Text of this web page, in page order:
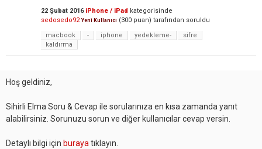
22 Şubat 2016 iPhone / iPad kategorisinde
sedosedo92 Yeni Kullanıcı (300 puan) tarafından soruldu
macbook
- iphone yedekleme-
sifre
kaldırma
Hoş geldiniz,
Sihirli Elma Soru & Cevap ile sorularınıza en kısa zamanda yanıt
alabilirsiniz. Sorunuzu sorun ve diğer kullanıcılar cevap versin.
Detaylı bilgi için burayatıklayın.